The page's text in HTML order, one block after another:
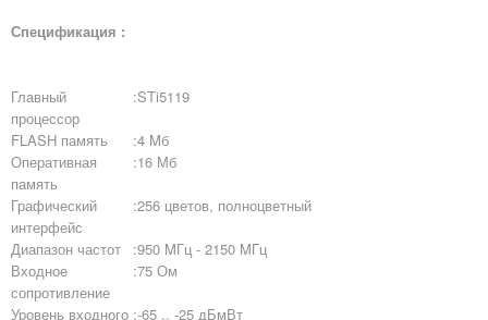
Спецификация :
Главный
процессор
:STi5119
FLASH память :4 Mб
Оперативная
память
:16 Мб
Графический
интерфейс
:256 цветов, полноцветный
Диапазон частот :950 MГц - 2150 MГц
Входное
сопротивление
:75 Ом
Уровень входного :-65 .. -25 дБмВт